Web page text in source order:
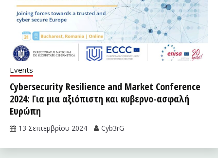
Events
Cybersecurity Resilience and Market Conference
2024: Για μια αξιόπιστη και κυβερνο-ασφαλή
Ευρώπη
13 Σεπτεμβρίου 2024 Cyb3rG